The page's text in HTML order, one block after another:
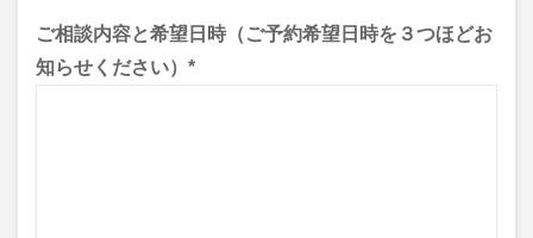
ご相談内容と希望日時（ご予約希望日時を３つほどお
知らせください） *